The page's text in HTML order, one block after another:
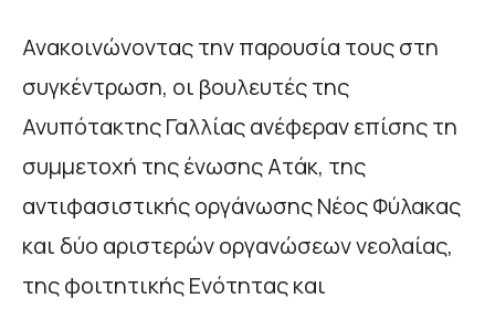
Ανακοινώνοντας την παρουσία τους στη
συγκέντρωση, οι βουλευτές της
Ανυπότακτης Γαλλίας ανέφεραν επίσης τη
συμμετοχή της ένωσης Ατάκ, της
αντιφασιστικής οργάνωσης Νέος Φύλακας
και δύο αριστερών οργανώσεων νεολαίας,
της φοιτητικής Ενότητας και